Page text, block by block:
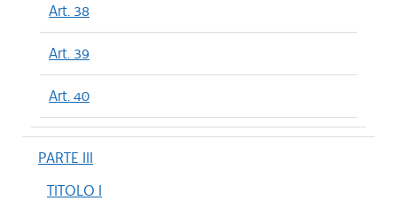
Art. 38
Art. 39
Art. 40
PARTE III
TITOLO I